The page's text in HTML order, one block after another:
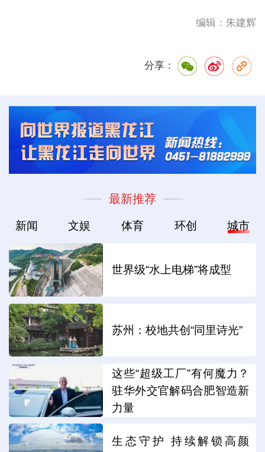
编辑：朱建辉
分享：
最新推荐
新闻 文娱 体育 环创 城市
世界级“水上电梯”将成型
苏州：校地共创“同里诗光”
这些“超级工厂”有何魔力？
驻华外交官解码合肥智造新
力量
生态守护 持续解锁高颜